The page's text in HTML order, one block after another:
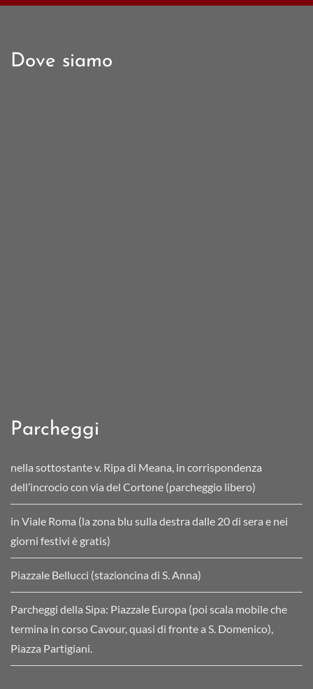
Dove siamo
Parcheggi
nella sottostante v. Ripa di Meana, in corrispondenza
dell’incrocio con via del Cortone (parcheggio libero)
in Viale Roma (la zona blu sulla destra dalle 20 di sera e nei
giorni festivi è gratis)
Piazzale Bellucci (stazioncina di S. Anna)
Parcheggi della Sipa: Piazzale Europa (poi scala mobile che
termina in corso Cavour, quasi di fronte a S. Domenico),
Piazza Partigiani.